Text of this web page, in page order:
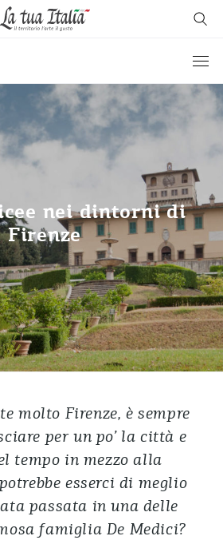
nei dintorni di
Firenze
molto Firenze, è sempre
per un po’ la città e
tempo in mezzo alla
esserci di meglio
passata in una delle
famiglia De Medici?